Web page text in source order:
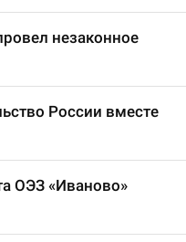
незаконное
России вместе
ОЭЗ «Иваново»